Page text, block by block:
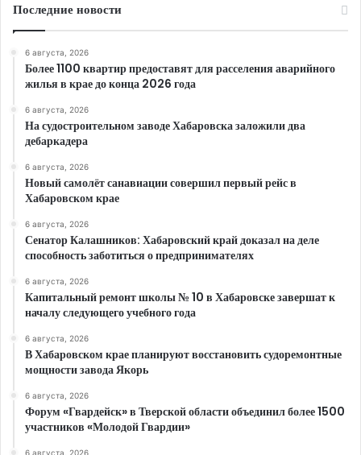
Последние новости
6 августа, 2026
Более 1100 квартир предоставят для расселения аварийного
жилья в крае до конца 2026 года
6 августа, 2026
На судостроительном заводе Хабаровска заложили два
дебаркадера
6 августа, 2026
Новый самолёт санавиации совершил первый рейс в
Хабаровском крае
6 августа, 2026
Сенатор Калашников: Хабаровский край доказал на деле
способность заботиться о предпринимателях
6 августа, 2026
Капитальный ремонт школы № 10 в Хабаровске завершат к
началу следующего учебного года
6 августа, 2026
В Хабаровском крае планируют восстановить судоремонтные
мощности завода Якорь
6 августа, 2026
Форум «Гвардейск» в Тверской области объединил более 1500
участников «Молодой Гвардии»
6 августа, 2026